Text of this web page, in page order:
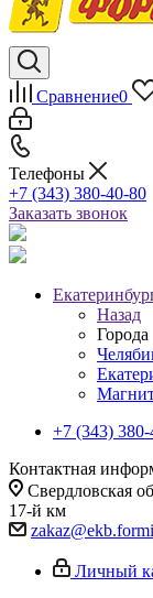
Сравнение0
Телефоны
+7 (343) 380-40-80
Заказать звонок
Назад
Города
+7 (343)
Контактная
Свердловская
17-й км
Личный